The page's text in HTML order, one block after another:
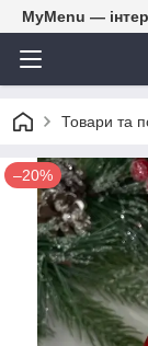
MyMenu —
Товари та
–20%